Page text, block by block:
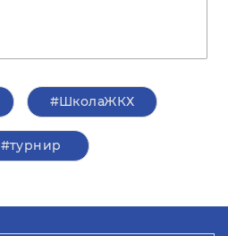
#ШколаЖКХ
#турнир